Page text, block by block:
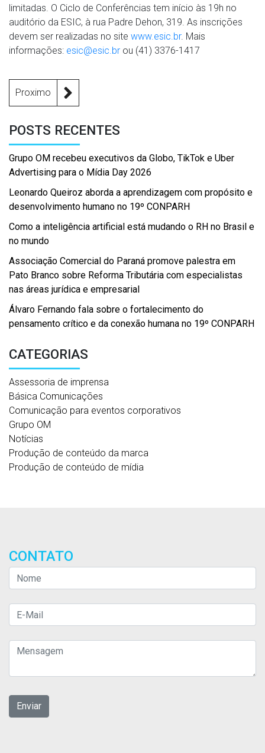
limitadas. O Ciclo de Conferências tem início às 19h no
auditório da ESIC, à rua Padre Dehon, 319. As inscrições
devem ser realizadas no site www.esic.br. Mais
informações: esic@esic.br ou (41) 3376-1417
Proximo
POSTS RECENTES
Grupo OM recebeu executivos da Globo, TikTok e Uber
Advertising para o Mídia Day 2026
Leonardo Queiroz aborda a aprendizagem com propósito e
desenvolvimento humano no 19º CONPARH
Como a inteligência artificial está mudando o RH no Brasil e
no mundo
Associação Comercial do Paraná promove palestra em
Pato Branco sobre Reforma Tributária com especialistas
nas áreas jurídica e empresarial
Álvaro Fernando fala sobre o fortalecimento do
pensamento crítico e da conexão humana no 19º CONPARH
CATEGORIAS
Assessoria de imprensa
Básica Comunicações
Comunicação para eventos corporativos
Grupo OM
Notícias
Produção de conteúdo da marca
Produção de conteúdo de mídia
CONTATO